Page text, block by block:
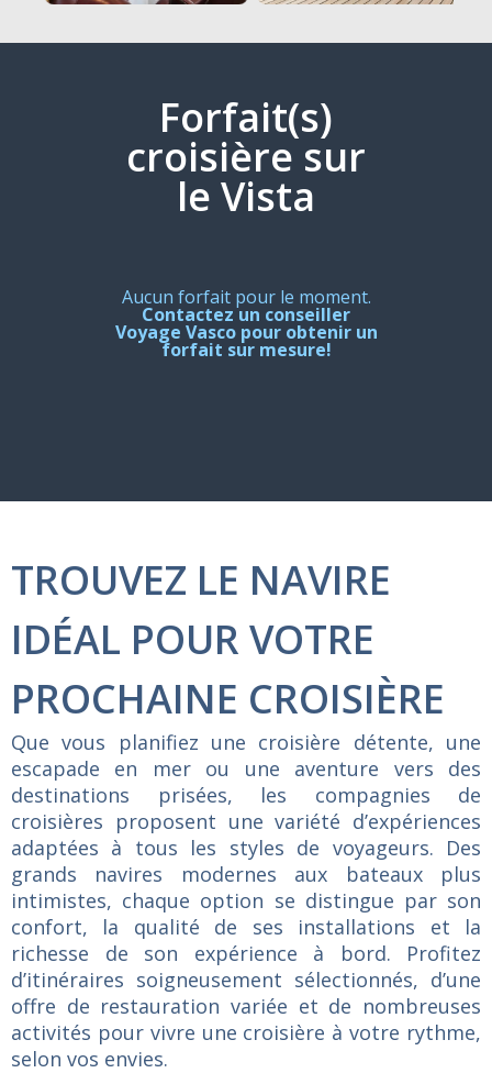
Forfait(s)
croisière sur
le Vista
Aucun forfait pour le moment.
Contactez un conseiller
Voyage Vasco pour obtenir un
forfait sur mesure!
TROUVEZ LE NAVIRE
IDÉAL POUR VOTRE
PROCHAINE CROISIÈRE
Que vous planifiez une croisière détente, une
escapade en mer ou une aventure vers des
destinations prisées, les compagnies de
croisières proposent une variété d’expériences
adaptées à tous les styles de voyageurs. Des
grands navires modernes aux bateaux plus
intimistes, chaque option se distingue par son
confort, la qualité de ses installations et la
richesse de son expérience à bord. Profitez
d’itinéraires soigneusement sélectionnés, d’une
offre de restauration variée et de nombreuses
activités pour vivre une croisière à votre rythme,
selon vos envies.